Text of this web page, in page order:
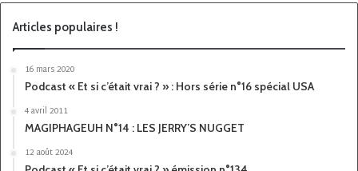
Articles populaires !
16 mars 2020
Podcast « Et si c’était vrai ? » : Hors série n°16 spécial USA
4 avril 2011
MAGIPHAGEUH N°14 : LES JERRY’S NUGGET
12 août 2024